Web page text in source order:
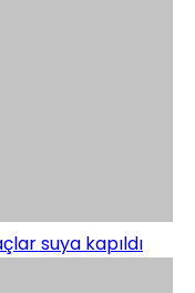
suya kapıldı